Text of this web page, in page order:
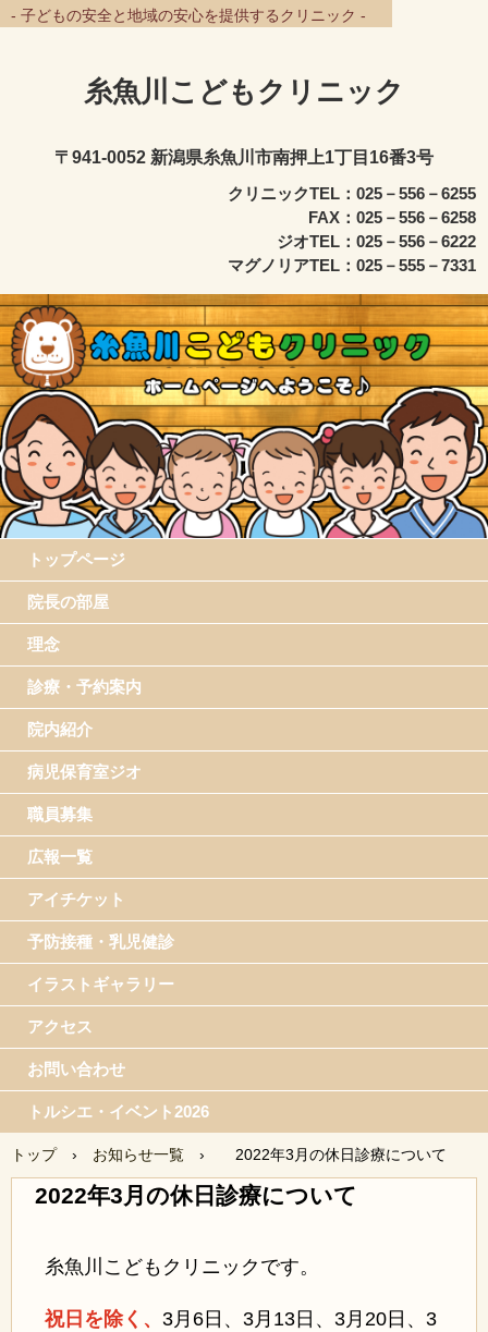
- 子どもの安全と地域の安心を提供するクリニック -
糸魚川こどもクリニック
〒941-0052 新潟県糸魚川市南押上1丁目16番3号
クリニックTEL：025－556－6255
FAX：025－556－6258
ジオTEL：025－556－6222
マグノリアTEL：025－555－7331
トップページ
院長の部屋
理念
診療・予約案内
院内紹介
病児保育室ジオ
職員募集
広報一覧
アイチケット
予防接種・乳児健診
イラストギャラリー
アクセス
お問い合わせ
トルシエ・イベント2026
トップ › お知らせ一覧 › 2022年3月の休日診療について
2022年3月の休日診療について
糸魚川こどもクリニックです。
祝日を除く、 3月6日、 3月13日、3月20日、3